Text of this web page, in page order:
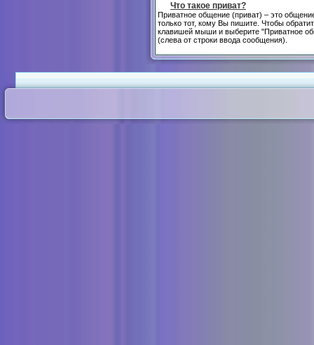
Что такое приват?
Приватное общение (приват) – это
только тот, кому Вы пишите. Чтобы
клавишей мыши и выберите "Приватное
(слева от строки ввода сообщения).